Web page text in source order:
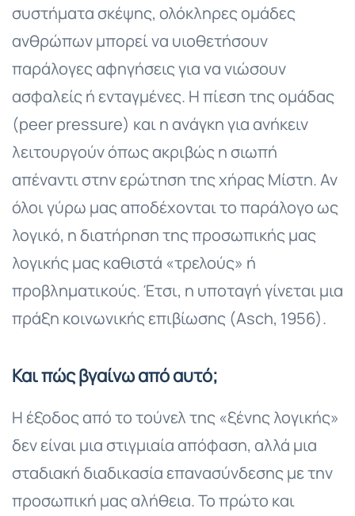
συστήματα σκέψης, ολόκληρες ομάδες
ανθρώπων μπορεί να υιοθετήσουν
παράλογες αφηγήσεις για να νιώσουν
ασφαλείς ή ενταγμένες. Η πίεση της ομάδας
(peer pressure) και η ανάγκη για ανήκειν
λειτουργούν όπως ακριβώς η σιωπή
απέναντι στην ερώτηση της χήρας Μίστη. Αν
όλοι γύρω μας αποδέχονται το παράλογο ως
λογικό, η διατήρηση της προσωπικής μας
λογικής μας καθιστά «τρελούς» ή
προβληματικούς. Έτσι, η υποταγή γίνεται μια
πράξη κοινωνικής επιβίωσης (Asch, 1956).
Και πώς βγαίνω από αυτό;
Η έξοδος από το τούνελ της «ξένης λογικής»
δεν είναι μια στιγμιαία απόφαση, αλλά μια
σταδιακή διαδικασία επανασύνδεσης με την
προσωπική μας αλήθεια. Το πρώτο και